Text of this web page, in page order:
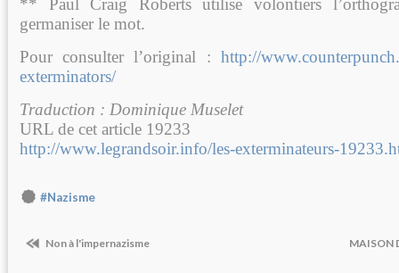
** Paul Craig Roberts utilise volontiers
germaniser le mot.
Pour consulter l’original : http://
exterminators/
Traduction : Dominique Muselet
URL de cet article 19233
http://www.legrandsoir.info/les-exterminateurs-
#Nazisme
Non à l'impernazisme MAISON